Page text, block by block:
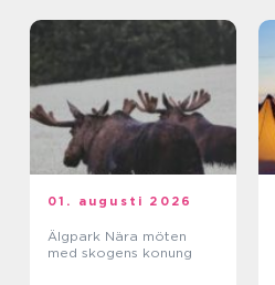
01. augusti 2026
Älgpark Nära möten
med skogens konung